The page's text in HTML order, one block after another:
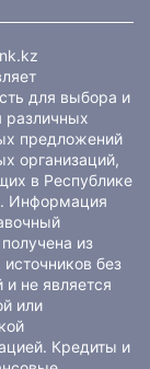
для выбора и
различных
предложений
организаций,
в Республике
Информация
из
без
и не является
или
Кредиты и